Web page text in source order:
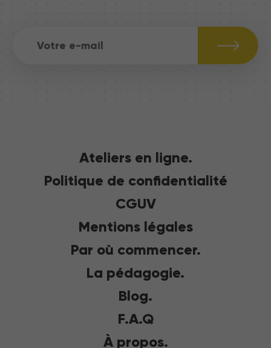
Ateliers en ligne.
Politique de confidentialité
CGUV
Mentions légales
Par où commencer.
La pédagogie.
Blog.
F.A.Q
À propos.